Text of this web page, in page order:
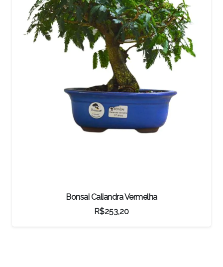
Bonsai Caliandra Vermelha
R$253,20